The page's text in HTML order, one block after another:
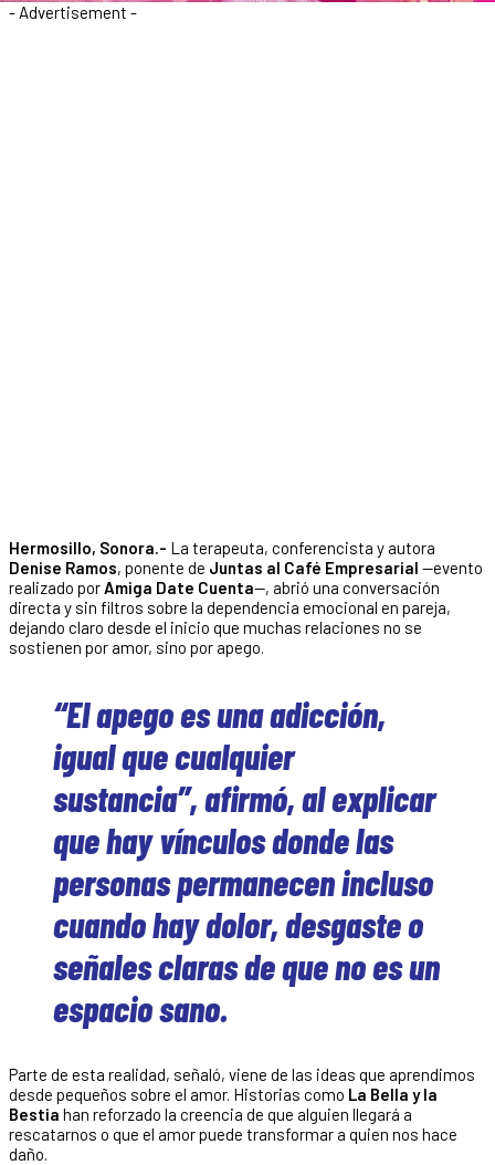
- Advertisement -
Hermosillo, Sonora.- La terapeuta, conferencista y autora
Denise Ramos, ponente de Juntas al Café Empresarial —evento
realizado porAmiga Date Cuenta—, abrió una conversación
directa y sin filtros sobre la dependencia emocional en pareja,
dejando claro desde el inicio que muchas relaciones no se
sostienen por amor, sino por apego.
“El apego es una adicción,
igual que cualquier
sustancia”, afirmó, al explicar
que hay vínculos donde las
personas permanecen incluso
cuando hay dolor, desgaste o
señales claras de que no es un
espacio sano.
Parte de esta realidad, señaló, viene de las ideas que aprendimos
desde pequeños sobre el amor. Historias como La Bella y la
Bestia han reforzado la creencia de que alguien llegará a
rescatarnos o que el amor puede transformar a quien nos hace
daño.